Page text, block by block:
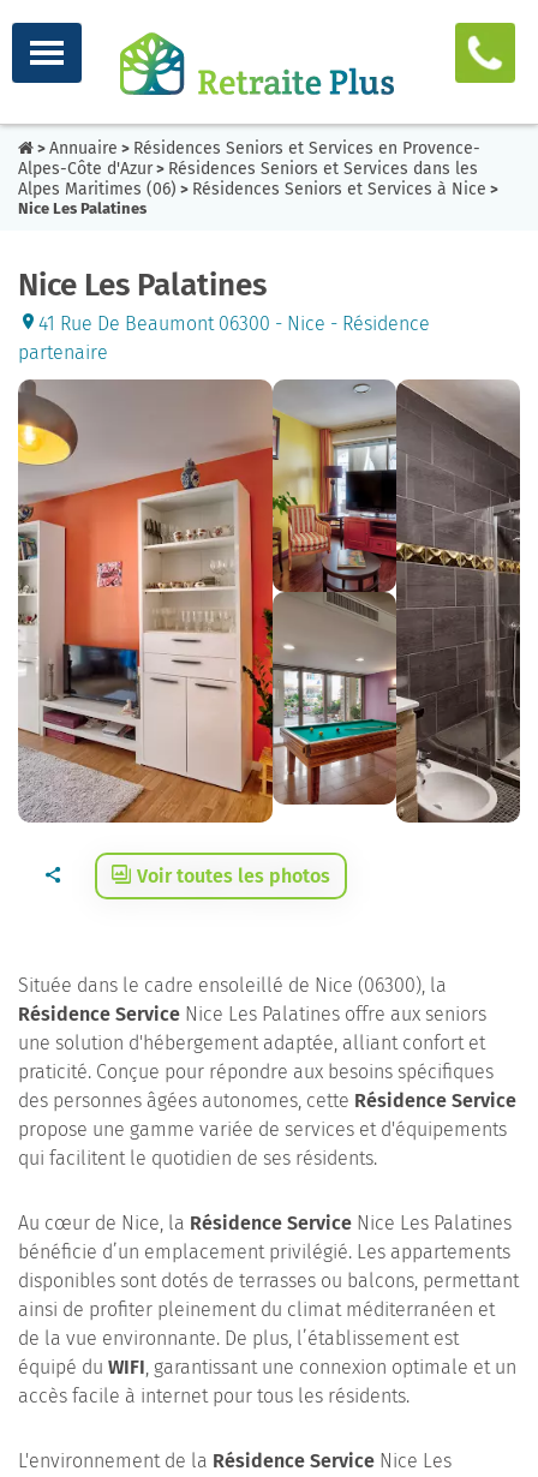
> Annuaire > Résidences Seniors et Services en Provence-
Alpes-Côte d'Azur> Résidences Seniors et Services dans les
Alpes Maritimes (06) > Résidences Seniors et Services à Nice >
Nice Les Palatines
Nice Les Palatines
41 Rue De Beaumont 06300 - Nice - Résidence
partenaire
Voir toutes les photos
Située dans le cadre ensoleillé de Nice (06300), la
Résidence Service Nice Les Palatines offre aux seniors
une solution d'hébergement adaptée, alliant confort et
praticité. Conçue pour répondre aux besoins spécifiques
des personnes âgées autonomes, cette Résidence Service
propose une gamme variée de services et d'équipements
qui facilitent le quotidien de ses résidents.
Au cœur de Nice, la Résidence Service Nice Les Palatines
bénéficie d’un emplacement privilégié. Les appartements
disponibles sont dotés de terrasses ou balcons, permettant
ainsi de profiter pleinement du climat méditerranéen et
de la vue environnante. De plus, l’établissement est
équipé du WIFI, garantissant une connexion optimale et un
accès facile à internet pour tous les résidents.
L'environnement de la Résidence Service Nice Les